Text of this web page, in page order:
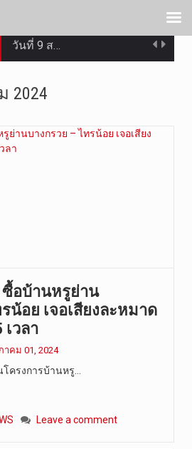
วันที่ 9 ส…
วันที่ 7 ส…
วัดสระเกศ …
2024
อบ้านหรูย่าน
น้อย เจอเสียงละหมาด
วลา
คม 01, 2024
ครงการบ้านหรู…
Leave a comment